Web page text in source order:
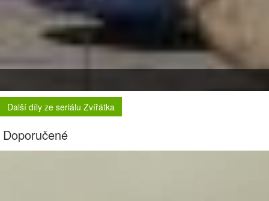
Další díly ze seriálu Zvířátka
Doporučené